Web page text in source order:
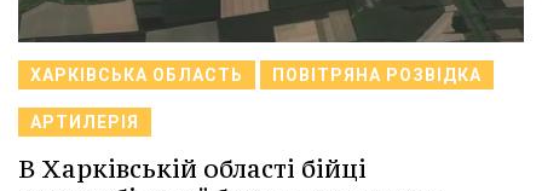
ХАРКІВСЬКА ОБЛАСТЬ ПОВІТРЯНА РОЗВІДКА
АРТИЛЕРІЯ
В Харківській області бійці